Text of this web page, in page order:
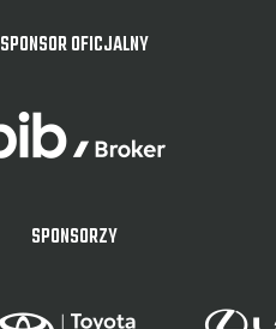
SPONSOR OFICJALNY
SPONSORZY